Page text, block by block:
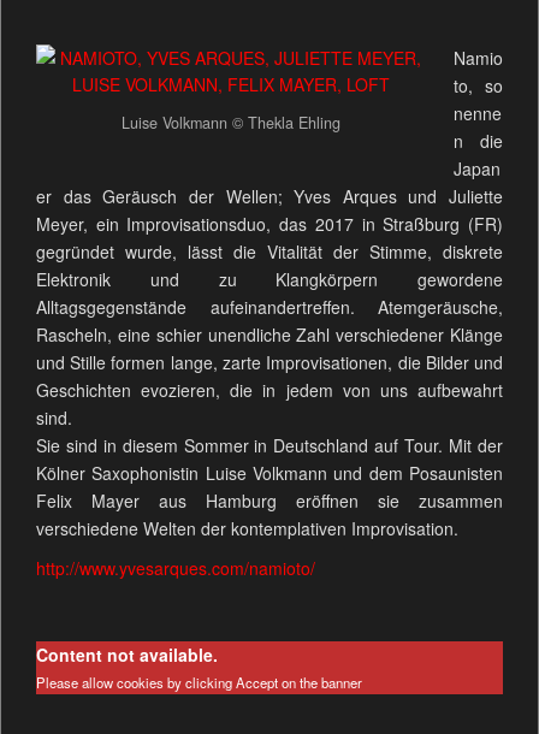
Luise Volkmann © Thekla Ehling
Namio
to, so
nenne
n die
Japan
er das Geräusch der Wellen; Yves Arques und Juliette
Meyer, ein Improvisationsduo, das 2017 in Straßburg (FR)
gegründet wurde, lässt die Vitalität der Stimme, diskrete
Elektronik und zu Klangkörpern gewordene
Alltagsgegenstände aufeinandertreffen. Atemgeräusche,
Rascheln, eine schier unendliche Zahl verschiedener Klänge
und Stille formen lange, zarte Improvisationen, die Bilder und
Geschichten evozieren, die in jedem von uns aufbewahrt
sind.
Sie sind in diesem Sommer in Deutschland auf Tour. Mit der
Kölner Saxophonistin Luise Volkmann und dem Posaunisten
Felix Mayer aus Hamburg eröffnen sie zusammen
verschiedene Welten der kontemplativen Improvisation.
http://www.yvesarques.com/namioto/
Content not available.
Please allow cookies by clicking Accept on the banner